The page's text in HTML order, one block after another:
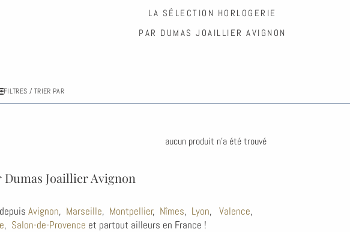
LA SÉLECTION HORLOGERIE
PAR DUMAS JOAILLIER AVIGNON
FILTRES / TRIER PAR
aucun produit n'a été trouvé
Joaillier Avignon
Avignon, Marseille, Montpellier, Nîmes, Lyon,Valence,
, Salon-de-Provence et partout ailleurs en France !